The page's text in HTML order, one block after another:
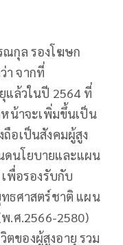
ณกุล รองโฆษก
า จากที่
แล้วในปี 2564 ที่
น้าจะเพิ่มขึ้นเป็น
อเป็นสังคมผู้สูง
ดนโยบายและแผน
พื่อรองรับกับ
ธศาสตร์ชาติ แผน
.ศ.2566-2580)
ของผู้สูงอายุ รวม